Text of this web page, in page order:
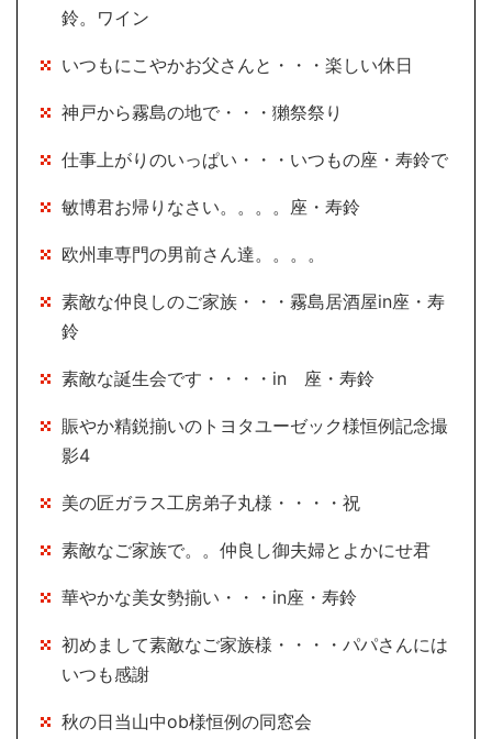
鈴。ワイン
いつもにこやかお父さんと・・・楽しい休日
神戸から霧島の地で・・・獺祭祭り
仕事上がりのいっぱい・・・いつもの座・寿鈴で
敏博君お帰りなさい。。。。座・寿鈴
欧州車専門の男前さん達。。。。
素敵な仲良しのご家族・・・霧島居酒屋in座・寿
鈴
素敵な誕生会です・・・・in 座・寿鈴
賑やか精鋭揃いのトヨタユーゼック様恒例記念撮
影4
美の匠ガラス工房弟子丸様・・・・祝
素敵なご家族で。。仲良し御夫婦とよかにせ君
華やかな美女勢揃い・・・in座・寿鈴
初めまして素敵なご家族様・・・・パパさんには
いつも感謝
秋の日当山中ob様恒例の同窓会